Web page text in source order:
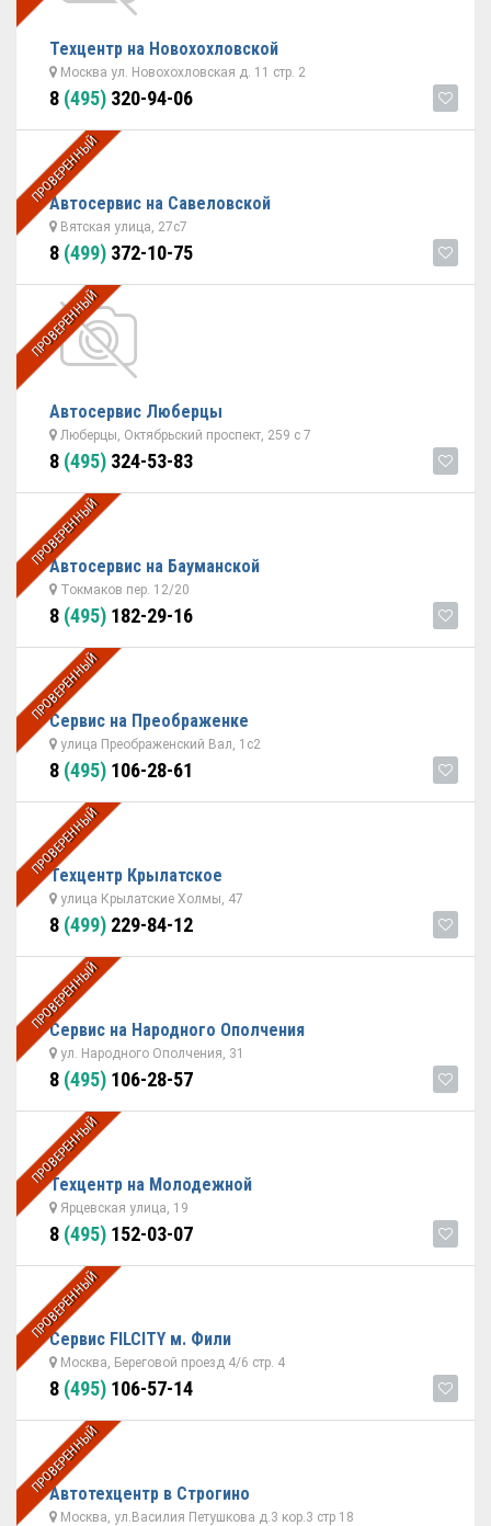
Техцентр на Новохохловской
Москва ул. Новохохловская д. 11 стр. 2
8 (495) 320-94-06
ПРОВЕРЕННЫЙ
Автосервис на Савеловской
Вятская улица, 27с7
8 (499) 372-10-75
ПРОВЕРЕННЫЙ
Автосервис Люберцы
Люберцы, Октябрьский проспект, 259 с 7
8 (495) 324-53-83
ПРОВЕРЕННЫЙ
Автосервис на Бауманской
Токмаков пер. 12/20
8 (495) 182-29-16
ПРОВЕРЕННЫЙ
Сервис на Преображенке
улица Преображенский Вал, 1с2
8 (495) 106-28-61
ПРОВЕРЕННЫЙ
Техцентр Крылатское
улица Крылатские Холмы, 47
8 (499) 229-84-12
ПРОВЕРЕННЫЙ
Сервис на Народного Ополчения
ул. Народного Ополчения, 31
8 (495) 106-28-57
ПРОВЕРЕННЫЙ
Техцентр на Молодежной
Ярцевская улица, 19
8 (495) 152-03-07
ПРОВЕРЕННЫЙ
Сервис FILCITY м. Фили
Москва, Береговой проезд 4/6 стр. 4
8 (495) 106-57-14
ПРОВЕРЕННЫЙ
Автотехцентр в Строгино
Москва, ул.Василия Петушкова д.3 кор.3 стр 18